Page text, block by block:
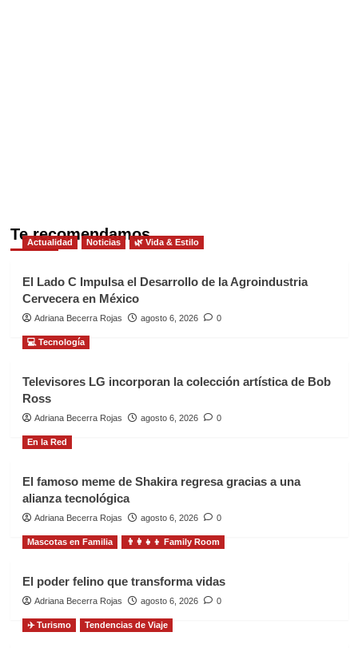
Te recomendamos
Actualidad Noticias 🌿 Vida & Estilo
El Lado C Impulsa el Desarrollo de la Agroindustria
Cervecera en México
Adriana Becerra Rojas agosto 6, 2026 0
💻 Tecnología
Televisores LG incorporan la colección artística de Bob
Ross
Adriana Becerra Rojas agosto 6, 2026 0
En la Red
El famoso meme de Shakira regresa gracias a una
alianza tecnológica
Adriana Becerra Rojas agosto 6, 2026 0
Mascotas en Familia 👨‍👩‍👧‍👦 Family Room
El poder felino que transforma vidas
Adriana Becerra Rojas agosto 6, 2026 0
✈️ Turismo Tendencias de Viaje